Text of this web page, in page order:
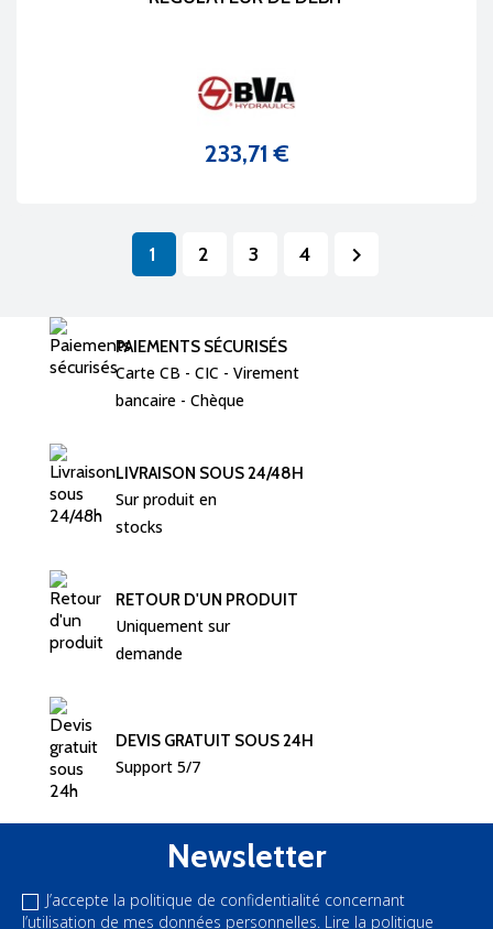
Prix
233,71 €
1 2 3 4 
PAIEMENTS SÉCURISÉS
Carte CB - CIC - Virement
bancaire - Chèque
LIVRAISON SOUS 24/48H
Sur produit en
stocks
RETOUR D'UN PRODUIT
Uniquement sur
demande
DEVIS GRATUIT SOUS 24H
Support 5/7
Newsletter
J’accepte la politique de confidentialité concernant
l’utilisation de mes données personnelles. Lire la politique